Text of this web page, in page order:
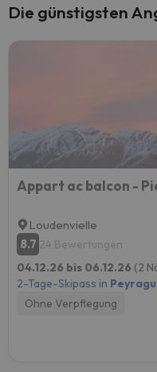
Die günstigsten
Appart ac balcon -
Loudenvielle
8.7 24 Bewertungen
04.12.26 bis 06.12.26 (2
2-Tage-Skipass in
Ohne Verpflegung